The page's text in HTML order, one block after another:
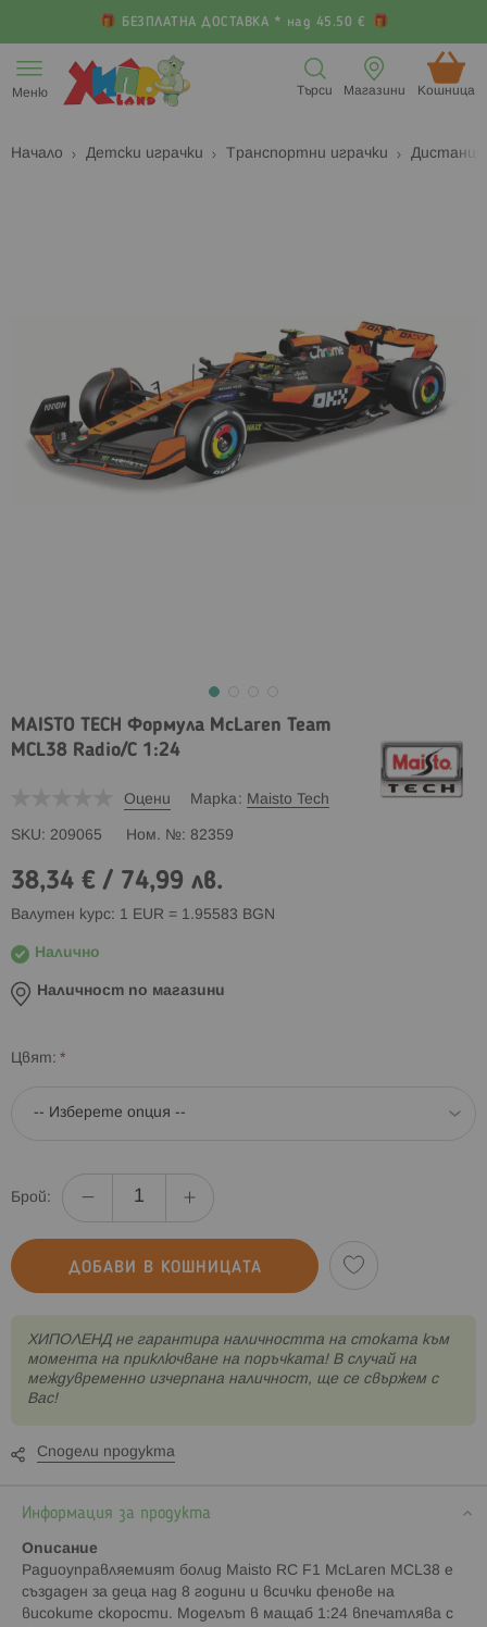
БЕЗПЛАТНА ДОСТАВКА * над 45.50 €
към
съдържанието
Меню Кошница (
Магазини
Търси
Начало Детски играчки Транспортни играчки
MAISTO TECH Формула McLaren Team
MCL38 Radio/C 1:24
Оцени Марка Maisto Tech
SKU 209065 Ном. № 82359
38,34 € / 74,99 лв.
Валутен курс: 1 EUR = 1.95583 BGN
Налично
Наличност по магазини
Цвят
Брой:
ДОБАВИ В КОШНИЦАТА
XИПОЛЕНД не гарантира наличността на стоката към
момента на приключване на поръчката! В случай на
междувременно изчерпана наличност, ще се свържем с
Вас!
Сподели продукта
Информация за продукта
Описание
Радиоуправляемият болид Maisto RC F1 McLaren MCL38 е
създаден за деца над 8 години и всички фенове на
високите скорости. Моделът в мащаб 1:24 впечатлява с